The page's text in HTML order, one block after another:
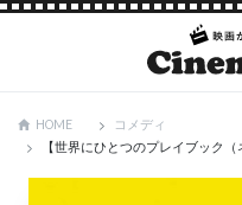
HOME
コメディ
【世界にひとつのプレイブック